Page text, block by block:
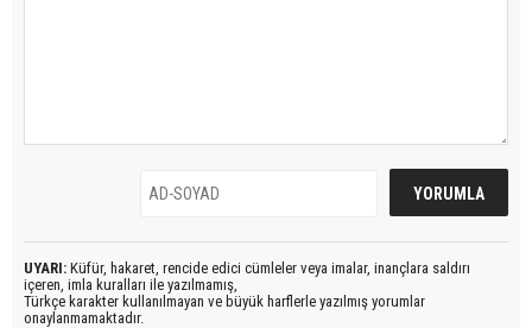
UYARI: Küfür, hakaret, rencide edici cümleler veya imalar, inançlara saldırı
içeren, imla kuralları ile yazılmamış,
Türkçe karakter kullanılmayan ve büyük harflerle yazılmış yorumlar
onaylanmamaktadır.